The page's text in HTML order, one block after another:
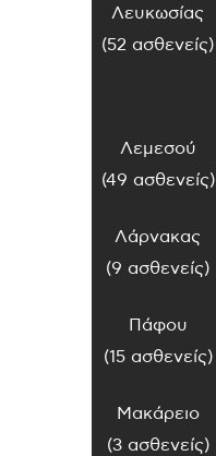
Λευκωσίας
(52 ασθενείς)
Λεμεσού
(49 ασθενείς)
Λάρνακας
(9 ασθενείς)
Πάφου
(15 ασθενείς)
Μακάρειο
(3 ασθενείς)